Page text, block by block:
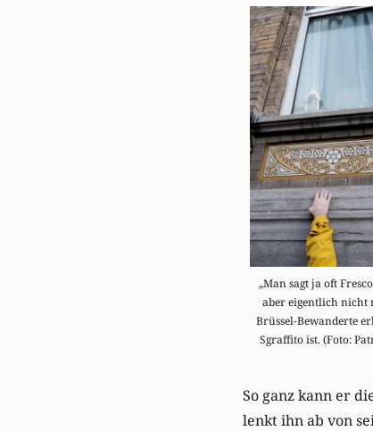
„Man sagt ja oft
aber eigentlich nicht
Brüssel-Bewanderte
Sgraffito ist. (Foto:
So ganz kann er
lenkt ihn ab von